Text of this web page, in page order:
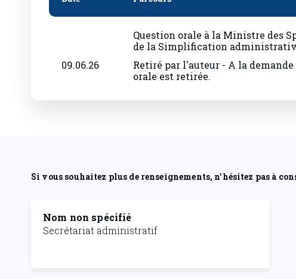
Question orale à la Ministre des
de la Simplification
09.06.26
Retiré par l'auteur - A la
orale est retirée.
Si vous souhaitez plus de renseignements, n'hésitez pas à
Nom non spécifié
Secrétariat administratif